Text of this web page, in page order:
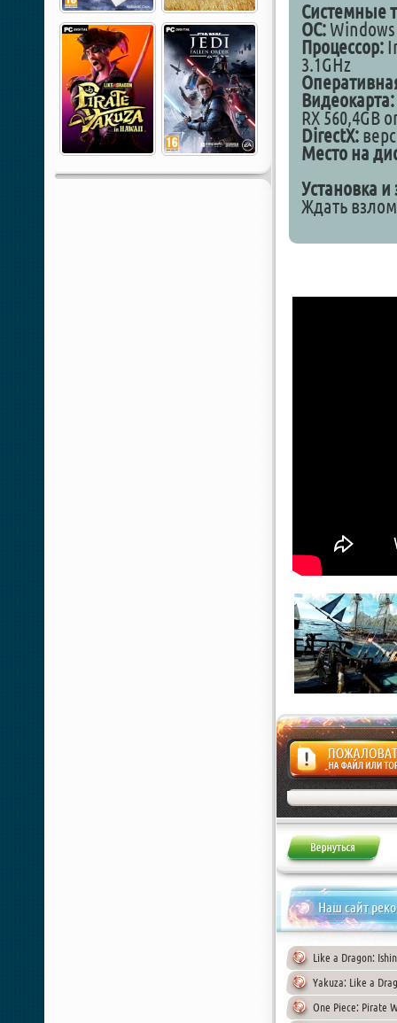
Системные
ОС:
Процессор:
3.1GHz
Видеокарта:
RX 560,4GB
DirectX:
Место на
Установка и
Ждать
Жалоба
Наш сайт
Like a Dragon:
Yakuza: Like a
One Piece: Pirate